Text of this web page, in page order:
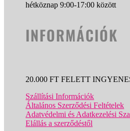
hétköznap 9:00-17:00 között
INFORMÁCIÓK
20.000 FT FELETT
Szállítási Információk
Általános Szerződési Feltételek
Adatvédelmi és Adatkezelési
Elállás a szerződéstől